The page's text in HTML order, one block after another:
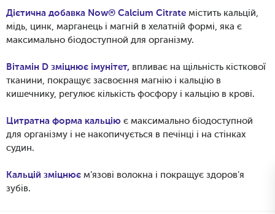
Дієтична добавка Now® Calcium Citrate містить кальцій,
мідь, цинк, марганець і магній в хелатній формі, яка є
максимально біодоступной для організму.
Вітамін D зміцнює імунітет, впливає на щільність кісткової
тканини, покращує засвоєння магнію і кальцію в
кишечнику, регулює кількість фосфору і кальцію в крові.
Цитратна форма кальцію є максимально біодоступной
для організму і не накопичується в печінці і на стінках
судин.
Кальцій зміцнює м'язові волокна і покращує здоров'я
зубів.